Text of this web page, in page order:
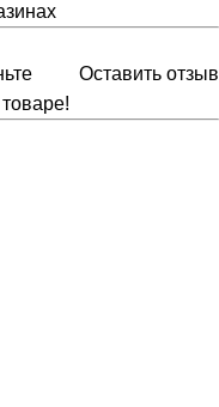
Оставить отзыв